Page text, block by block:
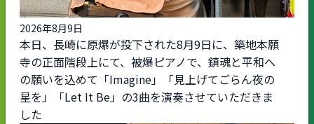
2026年8月9日
本日、長崎に原爆が投下された8月9日に、築地本願
寺の正面階段上にて、被爆ピアノで、鎮魂と平和へ
の願いを込めて「Imagine」「見上げてごらん夜の
星を」「Let It Be」の3曲を演奏させていただきま
した